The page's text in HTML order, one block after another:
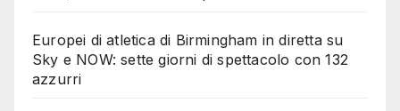
Europei di atletica di Birmingham in diretta su
Sky e NOW: sette giorni di spettacolo con 132
azzurri